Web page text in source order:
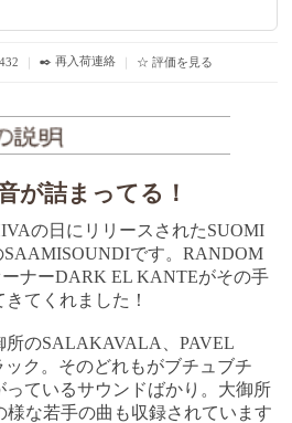
｜ ✒️ 再入荷連絡 ｜ ☆ 評価を見る
が詰まってる！
の日にリリースされたSUOMI
です。RANDOM
ナーDARK EL KANTEがその手
てくれました！
所のSALAKAVALA、PAVEL
ク。そのどれもがブチュブチ
っているサウンドばかり。大御所
様な若手の曲も収録されています